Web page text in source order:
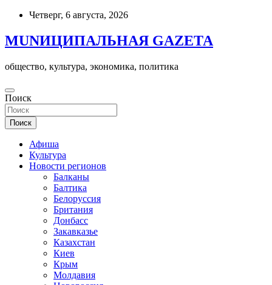
Skip
content
Четверг, 6 августа, 2026
MUNИЦИПАЛЬНАЯ GAZЕТА
общество, культура, экономика, политика
Поиск
Поиск
Афиша
Культура
Новости регионов
Балканы
Балтика
Белоруссия
Британия
Донбасс
Закавказье
Казахстан
Киев
Крым
Молдавия